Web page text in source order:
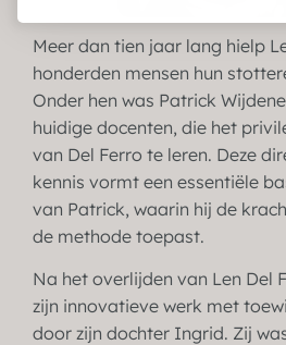
Meer dan tien jaar lang hielp
honderden mensen hun
Onder hen was Patrick
huidige docenten, die het
van Del Ferro te leren. Deze
kennis vormt een essentiële
van Patrick, waarin hij de
de methode toepast.
Na het overlijden van Len Del
zijn innovatieve werk met
door zijn dochter Ingrid. Zij